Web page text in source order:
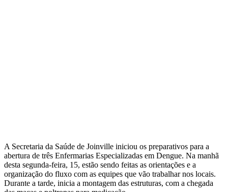
A Secretaria da Saúde de Joinville iniciou os preparativos para a
abertura de três Enfermarias Especializadas em Dengue. Na manhã
desta segunda-feira, 15, estão sendo feitas as orientações e a
organização do fluxo com as equipes que vão trabalhar nos locais.
Durante a tarde, inicia a montagem das estruturas, com a chegada